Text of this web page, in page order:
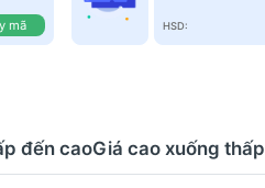
mã HSD:
đến caoGiá cao xuống thấp